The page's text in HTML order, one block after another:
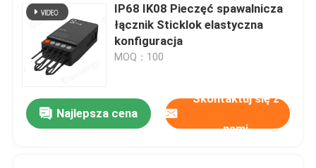
IP68 IK08 Pieczęć spawalnicza
łącznik Sticklok elastyczna
konfiguracja
MOQ：100
Najlepsza cena
Skontaktuj się z
nami